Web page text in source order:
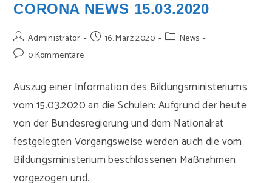
CORONA NEWS 15.03.2020
Beitrags-
Autor:
Administrator
Beitrag16. März 2020
Beitrags-
News
Beitrags-
0 Kommentare
Auszug einer Information des Bildungsministeriums
vom 15.03.2020 an die Schulen: Aufgrund der heute
von der Bundesregierung und dem Nationalrat
festgelegten Vorgangsweise werden auch die vom
Bildungsministerium beschlossenen Maßnahmen
vorgezogen und…